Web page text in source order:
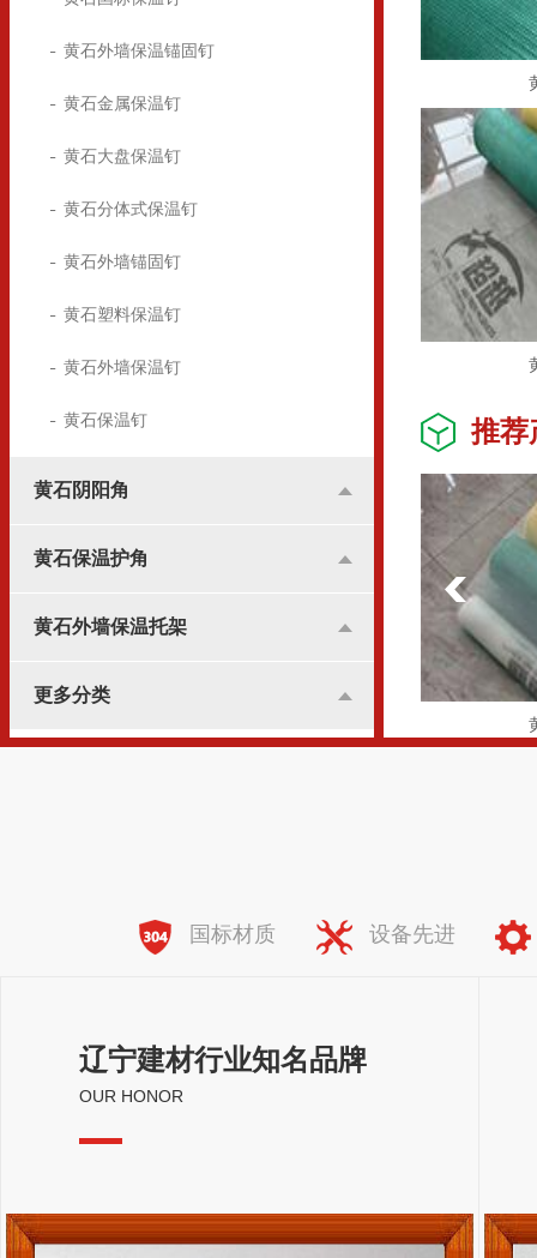
黄石外墙保温锚固钉
黄石金属保温钉
黄石大盘保温钉
黄石分体式保温钉
黄石外墙锚固钉
黄石塑料保温钉
黄石外墙保温钉
黄石保温钉
黄石阴阳角
黄石保温护角
黄石外墙保温托架
更多分类
推荐
国标材质 设备先进
辽宁建材行业知名品牌
OUR HONOR